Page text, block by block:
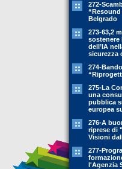
272-
“Resound
Belgrado
273-63,2
sostenere
dell’IA
sicurezza
274-
275-La
una
pubblica
europea
276-A
riprese di
Visioni
277-
l'Agenzia